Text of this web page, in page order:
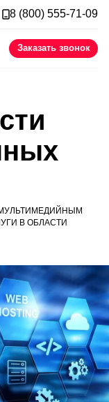
8 (800) 555-71-09
Заказать звонок
В ОБЛАСТИ